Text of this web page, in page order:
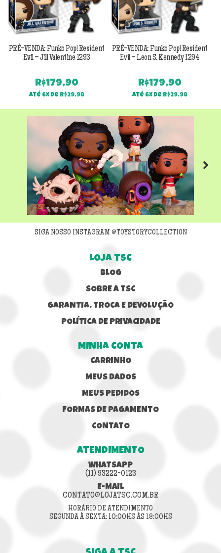
PRÉ-VENDA: Funko Pop! Resident
Evil – Jill Valentine 1293
R$179,90
Até 6x de R$29,98
PRÉ-VENDA: Funko Pop! Resident
Evil – Leon S. Kennedy 1294
R$179,90
Até 6x de R$29,98
Next
SIGA NOSSO INSTAGRAM @TOYSTORYCOLLECTION
LOJA TSC
BLOG
SOBRE A TSC
GARANTIA, TROCA E DEVOLUÇÃO
POLÍTICA DE PRIVACIDADE
MINHA CONTA
CARRINHO
MEUS DADOS
MEUS PEDIDOS
FORMAS DE PAGAMENTO
CONTATO
ATENDIMENTO
WHATSAPP
(11) 93222-0123
E-MAIL
CONTATO@LOJATSC.COM.BR
HORÁRIO DE ATENDIMENTO
SEGUNDA À SEXTA: 10:00HS ÀS 18:00HS